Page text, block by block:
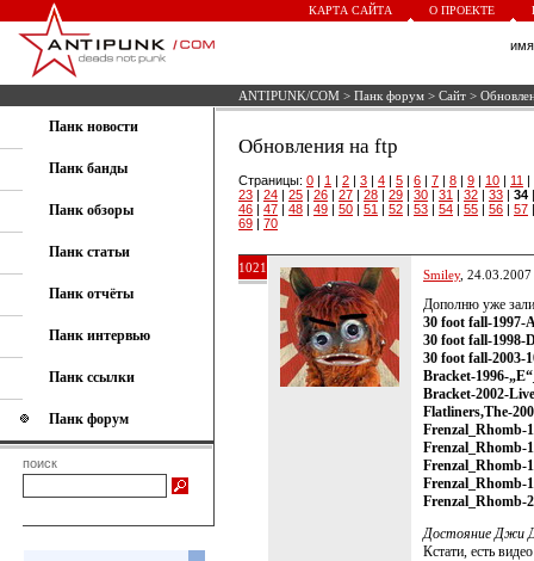
КАРТА САЙТА О ПРОЕКТЕ
ANTIPUNK/COM > Панк форум > Сайт >
Панк новости
Панк банды
Панк обзоры
Панк статьи
Панк отчёты
Панк интервью
Панк ссылки
Панк форум
поиск
Обновления на ftp
Страницы: 0 | 1 | 2 | 3 | 4 | 5 | 6 | 7 | 8 | 9 | 10 | 11 |
23 | 24 | 25 | 26 | 27 | 28 | 29 | 30 | 31 | 32 | 33 | 34
46 | 47 | 48 | 49 | 50 | 51 | 52 | 53 | 54 | 55 | 56 | 57
69 | 70
1021 Smiley,
Дополню уже
30 foot fall-1997-
30 foot fall-1998-
30 foot fall-2003-
Bracket-1996-
Bracket-2002-
Flatliners,The-
Frenzal_Rhomb-
Frenzal_Rhomb-
Frenzal_Rhomb-
Frenzal_Rhomb-
Frenzal_Rhomb-
Достояние Джи
Кстати, есть